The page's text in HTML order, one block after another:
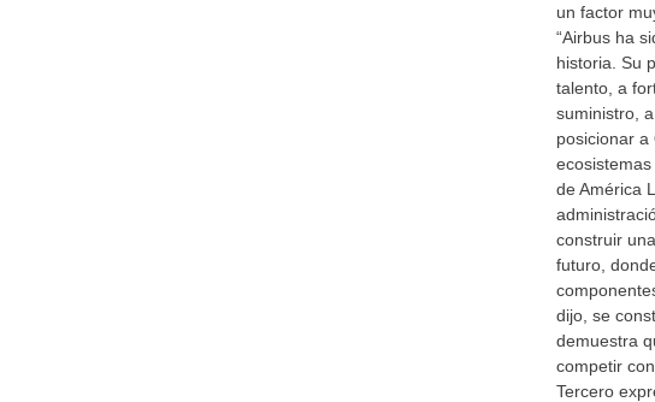
un factor
“Airbus ha
historia. Su
talento, a
suministro,
posicionar
de América
construir
futuro,
dijo, se
demuestra
competir
Tercero